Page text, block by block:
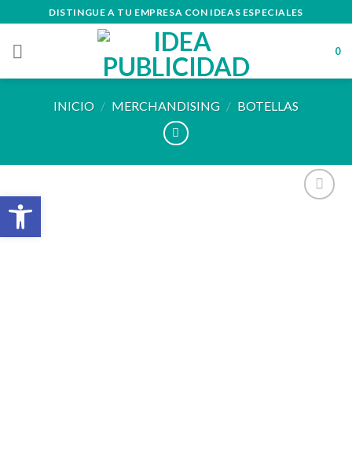
to
content
DISTINGUE A TU EMPRESA CON IDEAS ESPECIALES
0
INICIO / MERCHANDISING / BOTELLAS
Abrir barra de herramientas